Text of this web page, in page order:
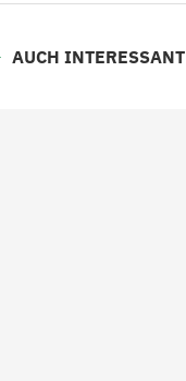
AUCH INTERESSANT